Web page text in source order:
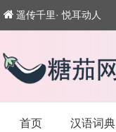
遥传千里· 悦耳动人
首页 汉语词典